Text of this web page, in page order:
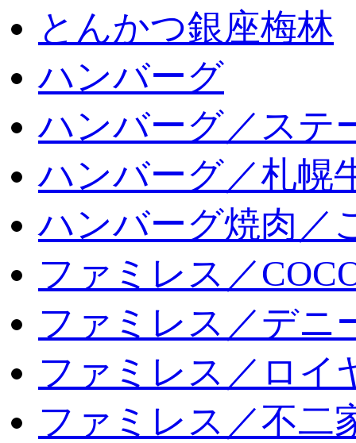
とんかつ銀座梅林
ハンバーグ
ハンバーグ／ステ
ハンバーグ／札幌
ハンバーグ焼肉／
ファミレス／
ファミレス／デニ
ファミレス／ロイ
ファミレス／不二